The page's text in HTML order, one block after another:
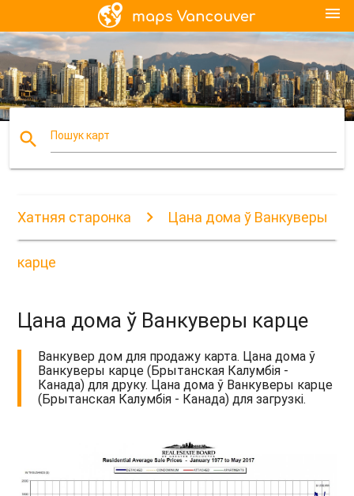
menu
search Пошук карт
Хатняя старонка Цана дома ў Ванкуверы
карце
Цана дома ў Ванкуверы карце
Ванкувер дом для продажу карта. Цана дома ў
Ванкуверы карце (Брытанская Калумбія -
Канада) для друку. Цана дома ў Ванкуверы карце
(Брытанская Калумбія - Канада) для загрузкі.